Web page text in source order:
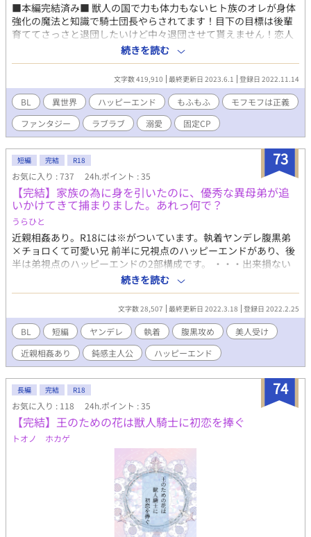
■本編完結済み■ 獣人の国で力も体力もないヒト族のオレが身体
強化の魔法と知識で騎士団長やらされてます！目下の目標は後輩
育ててさっさと退団したいけど中々退団させて貰えません！恋人
と田舎でいちゃいちゃスローライフしたいのに今日も今日とて仕
事に振り回されてます！ ※大人な内容はタイトル後に※ありま
す。キスだけとかただのイチャイチャは付けないかもしれませ
ん。。。 ※処女作品の為拙い場面が多々あるかと思います、がと
りあえず完結目指して頑張ります。 ※男性のみの世界です。おば
ちゃんとか彼女とか嫁とか出てきますが全員男の人です！
続きを読む
文字数 419,910 最終更新日 2023.6.1 登録日 2022.11.14
BL 異世界 ハッピーエンド もふもふ
モフモフは正義
ファンタジー
ラブラブ 溺愛 固定CP
73
短編 完結 R18
お気に入り : 737 24h.ポイント : 35
【完結】家族の為に身を引いたのに、優秀な異母弟が追
いかけてきて捕まりました。あれっ何で？
うらひと
近親相姦あり。R18には※がついています。執着ヤンデレ腹黒弟
×チョロくて可愛い兄 前半に兄視点のハッピーエンドがあり、後
半は弟視点のハッピーエンドの2部構成です。 ・・・出来損ない
だった伯爵家子息であるリンゼが、優秀な異母弟のクラウスに伯
爵家を継いで貰おうと自ら身を引いて家を出る事にした。 名前も
リンゼからランゼルに変えて田舎の村人として自給自足生活が安
定した頃に、優秀なクラウスが突然やって来て徐々に手篭めにさ
れるまでの酷い話です。クラウスは性格も愛情表現も歪んでいま
す。
続きを読む
文字数 28,507 最終更新日 2022.3.18 登録日 2022.2.25
BL 短編 ヤンデレ 執着 腹黒攻め
美人受け
近親相姦あり
鈍感主人公 ハッピーエンド
74
長編 完結 R18
お気に入り : 118 24h.ポイント : 35
【完結】王のための花は獣人騎士に初恋を捧ぐ
トオノ ホカゲ